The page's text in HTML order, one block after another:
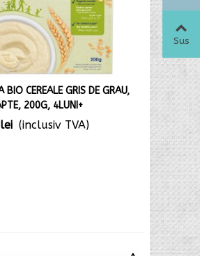
BIO CEREALE GRIS DE GRAU,
200G, 4LUNI+
(inclusiv TVA)
Sus